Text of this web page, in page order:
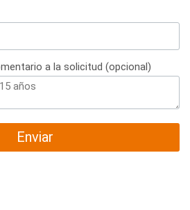
a la solicitud (opcional)
Enviar